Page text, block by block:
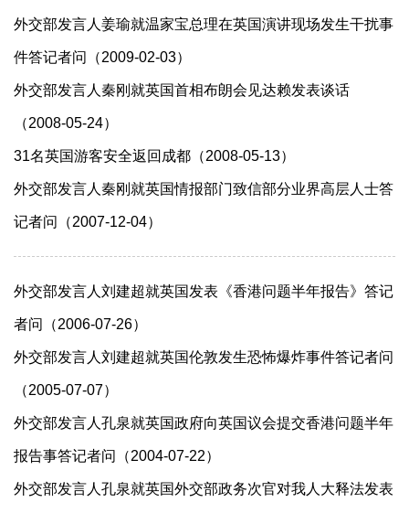
外交部发言人姜瑜就温家宝总理在英国演讲现场发生干扰事
件答记者问（2009-02-03）
外交部发言人秦刚就英国首相布朗会见达赖发表谈话
（2008-05-24）
31名英国游客安全返回成都（2008-05-13）
外交部发言人秦刚就英国情报部门致信部分业界高层人士答
记者问（2007-12-04）
外交部发言人刘建超就英国发表《香港问题半年报告》答记
者问（2006-07-26）
外交部发言人刘建超就英国伦敦发生恐怖爆炸事件答记者问
（2005-07-07）
外交部发言人孔泉就英国政府向英国议会提交香港问题半年
报告事答记者问（2004-07-22）
外交部发言人孔泉就英国外交部政务次官对我人大释法发表